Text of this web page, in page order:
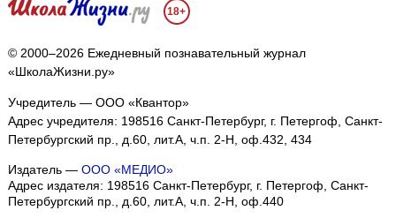
18+
© 2000–2026 Ежедневный познавательный журнал
«ШколаЖизни.ру»
Учредитель — ООО «Квантор»
Адрес учредителя: 198516 Санкт-Петербург, г. Петергоф, Санкт-
Петербургский пр., д.60, лит.А, ч.п. 2-Н, оф.432, 434
Издатель — ООО «МЕДИО»
Адрес издателя: 198516 Санкт-Петербург, г. Петергоф, Санкт-
Петербургский пр., д.60, лит.А, ч.п. 2-Н, оф.440